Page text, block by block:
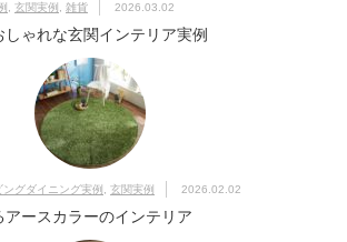
玄関実例 雑貨 2026.03.02
ゃれな玄関インテリア実例
ングダイニング実例 玄関実例 2026.02.02
ースカラーのインテリア